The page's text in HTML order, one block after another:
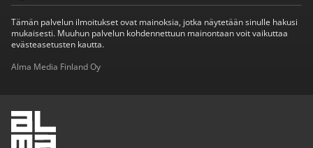
Tämän palvelun ilmoitukset ovat mainoksia, jotka näytetään sinulle hakusi
mukaisesti. Muuhun palvelun kohdennettuun mainontaan voit vaikuttaa
evästeasetusten kautta.
Alma Media Finland Oy